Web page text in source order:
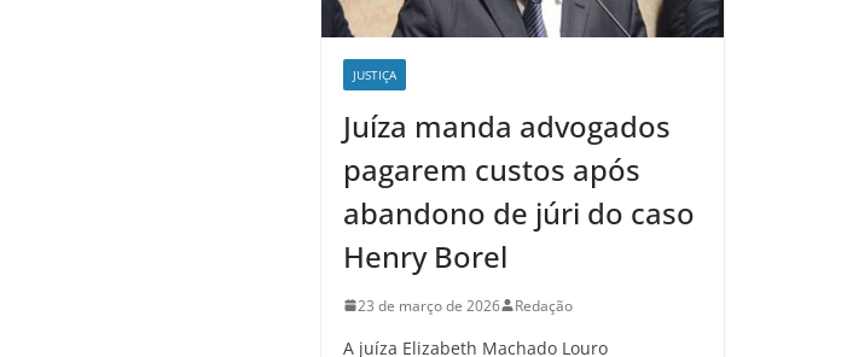
JUSTIÇA
Juíza manda advogados
pagarem custos após
abandono de júri do caso
Henry Borel
23 de março de 2026 Redação
A juíza Elizabeth Machado Louro